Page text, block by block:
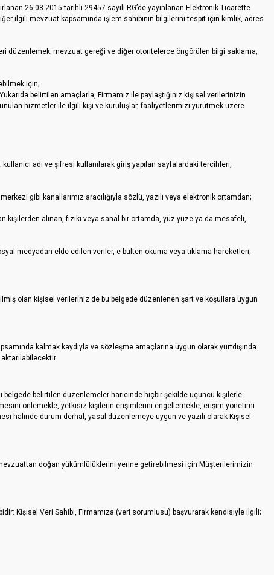
26.08.2015 tarihli 29457 sayılı RG’de yayınlanan Elektronik Ticarette
ilgili mevzuat kapsamında işlem sahibinin bilgilerini tespit için kimlik, adres
düzenlemek; mevzuat gereği ve diğer otoritelerce öngörülen bilgi saklama,
için;
belirtilen amaçlarla, Firmamız ile paylaştığınız kişisel verilerinizin
hizmetler ile ilgili kişi ve kuruluşlar, faaliyetlerimizi yürütmek üzere
adı ve şifresi kullanılarak giriş yapılan sayfalardaki tercihleri,
gibi kanallarımız aracılığıyla sözlü, yazılı veya elektronik ortamdan;
kişilerden alınan, fiziki veya sanal bir ortamda, yüz yüze ya da mesafeli,
medyadan elde edilen veriler, e-bülten okuma veya tıklama hareketleri,
olan kişisel verileriniz de bu belgede düzenlenen şart ve koşullara uygun
kalmak kaydıyla ve sözleşme amaçlarına uygun olarak yurtdışında
belgede belirtilen düzenlemeler haricinde hiçbir şekilde üçüncü kişilerle
önlemekle, yetkisiz kişilerin erişimlerini engellemekle, erişim yönetimi
halinde durum derhal, yasal düzenlemeye uygun ve yazılı olarak Kişisel
doğan yükümlülüklerini yerine getirebilmesi için Müşterilerimizin
Kişisel Veri Sahibi, Firmamıza (veri sorumlusu) başvurarak kendisiyle ilgili;